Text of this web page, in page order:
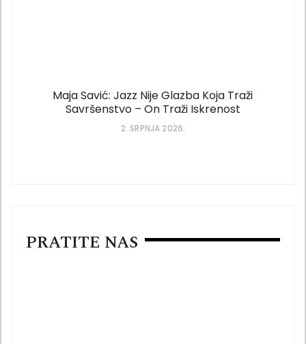
Maja Savić: Jazz Nije Glazba Koja Traži
Savršenstvo – On Traži Iskrenost
2. SRPNJA 2026.
PRATITE NAS